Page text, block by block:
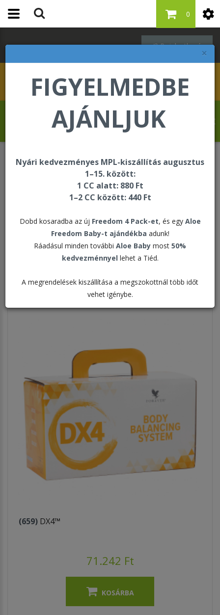
×
FIGYELMEDBE
AJÁNLJUK
Nyári kedvezményes MPL-kiszállítás augusztus
1–15. között:
1 CC alatt: 880 Ft
1–2 CC között: 440 Ft
Dobd kosaradba az új Freedom 4 Pack-et, és egy Aloe
Freedom Baby-t ajándékba adunk!
Ráadásul minden további Aloe Baby most 50%
kedvezménnyel lehet a Tiéd.
A megrendelések kiszállítása a megszokottnál több időt
vehet igénybe.
Bejelentkezés
0
Kovács Erika üdvözli Önt a Forever Living
internetes áruházában!
Testsúlykontroll
Testsúlykontroll
Rendezés:
(659) DX4™
71.242 Ft
KOSÁRBA